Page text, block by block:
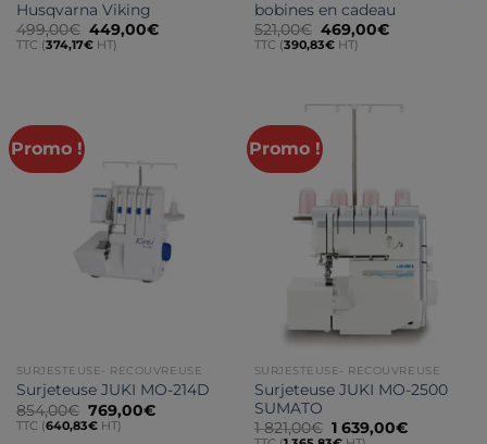
Husqvarna Viking
499,00€ Le
prix
initial
449,00€Le
TTC (374,17€HT)
bobines en cadeau
521,00€ Le
prix
initial
469,00€Le
TTC (390,83€HT)
Promo !
SURJESTEUSE- RECOUVREUSE
Surjeteuse JUKI MO-214D
854,00€ Le
prix
initial
769,00€Le
TTC (640,83€HT)
Promo !
SURJESTEUSE- RECOUVREUSE
Surjeteuse JUKI MO-2500
SUMATO
1 821,00€ Le
1 639,00€Le